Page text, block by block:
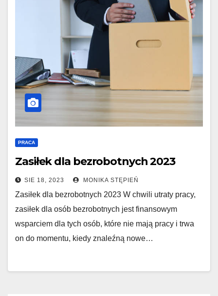
PRACA
Zasiłek dla bezrobotnych 2023
SIE 18, 2023 MONIKA STĘPIEŃ
Zasiłek dla bezrobotnych 2023 W chwili utraty pracy,
zasiłek dla osób bezrobotnych jest finansowym
wsparciem dla tych osób, które nie mają pracy i trwa
on do momentu, kiedy znaleźną nowe…